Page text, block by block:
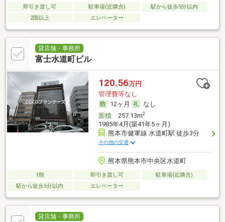
即引き渡し可 駐車場(近隣含)
駅から徒歩5分以内
2階以上
エレベーター
貸店舗・事務所
富士水道町ビル
120.56万円
管理費等なし
12ヶ月
なし
面積257.13m2
1985年4月(築41年5ヶ月)
熊本市健軍線 水道町駅 徒歩3分
その他の交通
熊本県熊本市中央区水道町
1階 即引き渡し可
駐車場(近隣含)
駅から徒歩5分以内
エレベーター
貸店舗・事務所